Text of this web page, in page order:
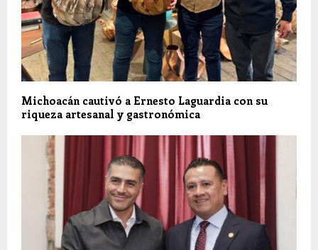
Michoacán cautivó a Ernesto Laguardia con su
riqueza artesanal y gastronómica